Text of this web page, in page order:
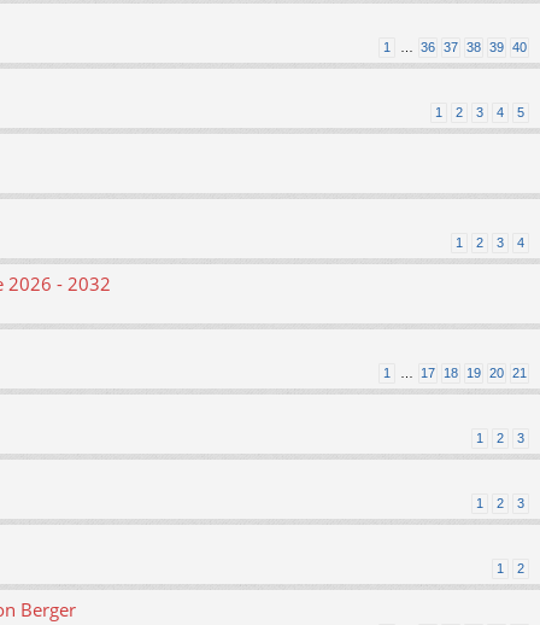
1 36 37 38 39 40
1 2 3 4 5
1 2 3 4
2026 - 2032
1 17 18 19 20 21
1 2 3
1 2 3
1 2
Berger